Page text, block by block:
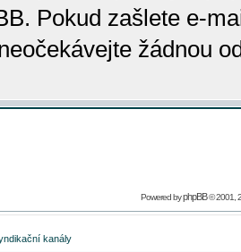
Pokud zašlete e-
žádnou
Powered byphpBB© 2001,
kanály